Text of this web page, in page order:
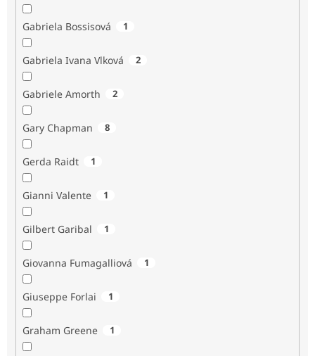
Gabriela Bossisová 1
Gabriela Ivana Vlková 2
Gabriele Amorth 2
Gary Chapman 8
Gerda Raidt 1
Gianni Valente 1
Gilbert Garibal 1
Giovanna Fumagalliová 1
Giuseppe Forlai 1
Graham Greene 1